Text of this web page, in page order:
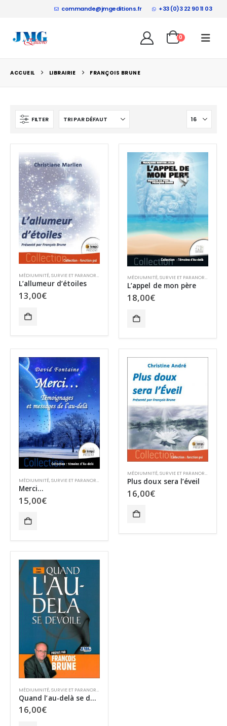
commande@jmgeditions.fr +33 (0)3 22 90 11 03
0
ACCUEIL LIBRAIRIE FRANÇOIS BRUNE
FILTER
MÉDIUMNITÉ,SURVIE ET PARANORMAL
L’allumeur d’étoiles
13,00€
MÉDIUMNITÉ,SURVIE ET PARANORMAL
L’appel de mon père
18,00€
MÉDIUMNITÉ,SURVIE ET PARANORMAL
Merci…
15,00€
MÉDIUMNITÉ,SURVIE ET PARANORMAL
Plus doux sera l’éveil
16,00€
MÉDIUMNITÉ,SURVIE ET PARANORMAL
Quand l’au-delà se dévoile
16,00€